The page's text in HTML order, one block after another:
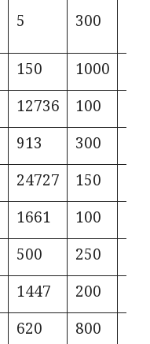
5 300
150 1000
12736 100
913 300
24727 150
1661 100
500 250
1447 200
620 800